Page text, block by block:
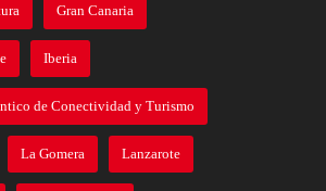
Gran Canaria
Iberia
de Conectividad y Turismo
La Gomera Lanzarote